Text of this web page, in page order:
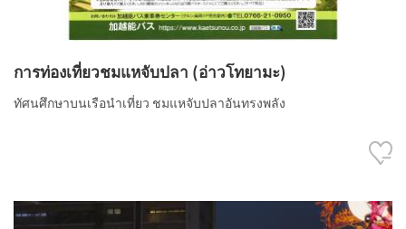
การท่องเที่ยวชมแหจับปลา (อ่าวโทยามะ)
ทัศนศึกษาบนเรือนำเที่ยว ชมแหจับปลาอันทรงพลัง